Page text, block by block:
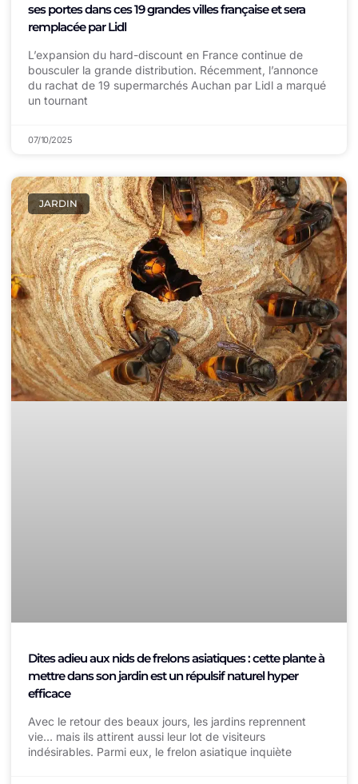
ses portes dans ces 19 grandes villes française et sera
remplacée par Lidl
L’expansion du hard-discount en France continue de
bousculer la grande distribution. Récemment, l’annonce
du rachat de 19 supermarchés Auchan par Lidl a marqué
un tournant
07/10/2025
JARDIN
Dites adieu aux nids de frelons asiatiques : cette plante à
mettre dans son jardin est un répulsif naturel hyper
efficace
Avec le retour des beaux jours, les jardins reprennent
vie… mais ils attirent aussi leur lot de visiteurs
indésirables. Parmi eux, le frelon asiatique inquiète